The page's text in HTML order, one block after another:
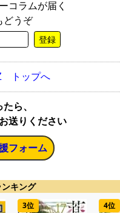
コラムが届く
どうぞ
登録
トップへ
ら、
送りください
フォーム
キング
3位 4位